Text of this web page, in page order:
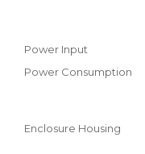
Power Input
Power Consumption
Enclosure Housing